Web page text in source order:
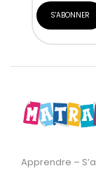
Apprendre –